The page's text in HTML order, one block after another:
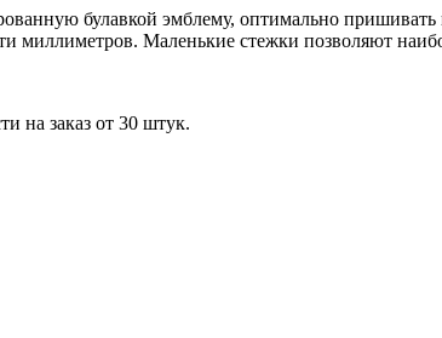
булавкой эмблему, оптимально
Маленькие стежки позволяют
на заказ от 30 штук.